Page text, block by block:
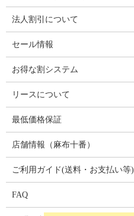
法人割引について
セール情報
お得な割システム
リースについて
最低価格保証
店舗情報（麻布十番）
ご利用ガイド(送料・お支払い等)
FAQ